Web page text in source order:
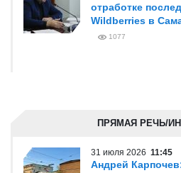
отработке
Wildberries в
1077
ПРЯМАЯ РЕЧЬ/
31 июля 2026 11:45
Андрей